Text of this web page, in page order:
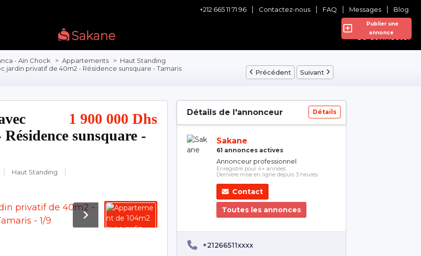
Blog
Messages
FAQ
Contactez-nous
+212 665 11 71 96
Se Connecter
Publier une
annonce
- Aïn Chock > Appartements > Haut Standing
jardin privatif de 40m2 - Résidence sunsquare - Tamaris Précédent Suivant
1 900 000 Dhs
sunsquare -
Haut Standing
Détails de l'annonceur Détails
Sakane
61 annonces actives
Annonceur professionnel
Enregistré pour 4+ années
Dernière mise en ligne depuis 3 heures
Contact
Toutes les annonces
+21266511xxxx